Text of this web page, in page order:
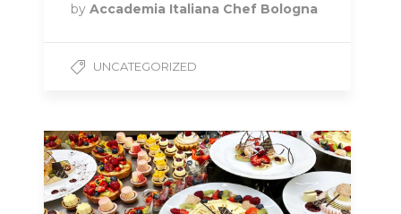
by Accademia Italiana Chef Bologna
UNCATEGORIZED